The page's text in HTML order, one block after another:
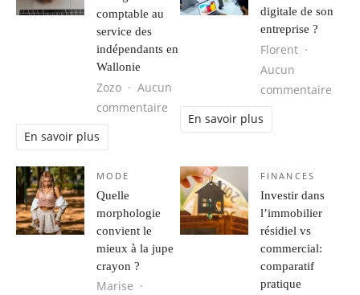
comptable au
service des
indépendants en
Wallonie
Zozo
Aucun
commentaire
En savoir plus
digitale de son
entreprise ?
Florent
Aucun
commentaire
En savoir plus
MODE
Quelle
morphologie
convient le
mieux à la jupe
crayon ?
Marise
FINANCES
Investir dans
l’immobilier
résidiel vs
commercial:
comparatif
pratique